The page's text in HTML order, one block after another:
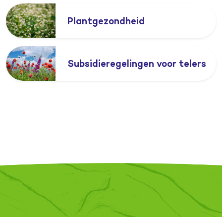
Plantgezondheid
Subsidieregelingen voor telers